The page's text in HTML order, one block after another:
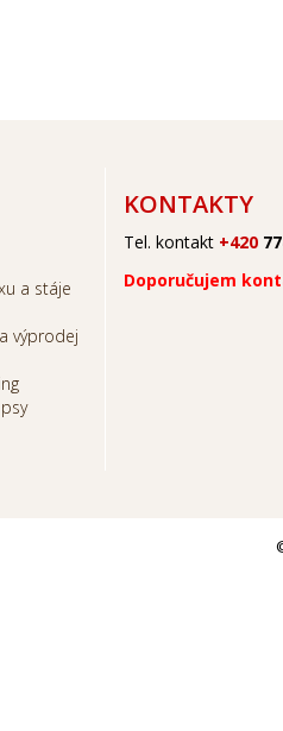
a stáje
výprodej
KONTAKTY
Tel. kontakt +420
Doporučujem